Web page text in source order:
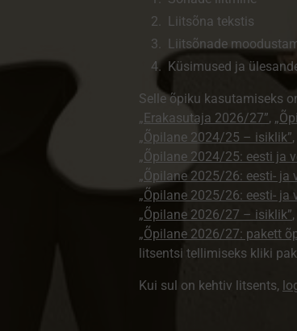
Liitsõna tekstis
Liitsõnade
Küsimused ja
Selle õpiku kasutamiseks
„Erakasutaja 2026/27”,
„Õpilane 2024/25 – isiklik”,
„Õpilane 2024/25: eesti ja
„Õpilane 2025/26: eesti- ja
„Õpilane 2025/26: eesti- ja
„Õpilane 2026/27 – isiklik”,
„Õpilane 2026/27: pakett
litsentsi tellimiseks kliki
Kui sul on kehtiv litsents,